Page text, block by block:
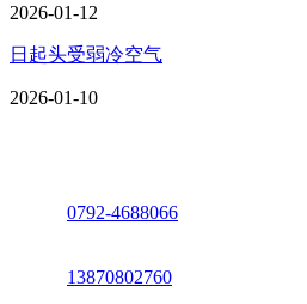
2026-01-12
日起头受弱冷空气
2026-01-10
0792-4688066
13870802760